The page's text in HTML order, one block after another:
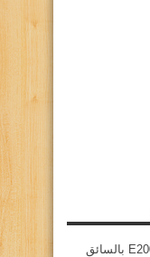
تأجير سيارات مرسيدس E200 بالسائق